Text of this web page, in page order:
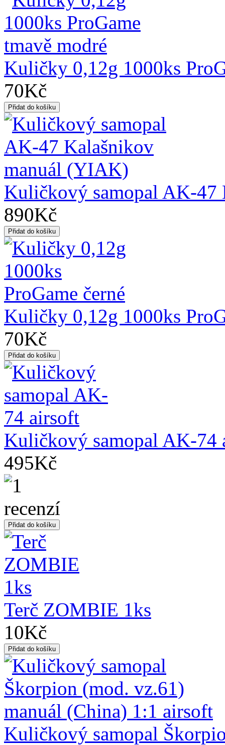
Kuličky 0,12g 1000ks
70Kč
Kuličkový samopal AK-
890Kč
Kuličky 0,12g 1000ks
70Kč
Kuličkový samopal AK-74
495Kč
Terč ZOMBIE 1ks
10Kč
Kuličkový samopal